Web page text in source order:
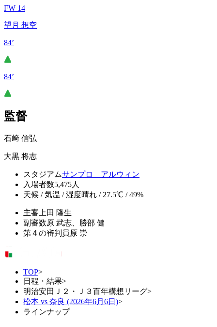
FW 14
望月 想空
84’
84’
監督
石﨑 信弘
大黒 将志
スタジアムサンプロ アルウィン
入場者数5,475人
天候 / 気温 / 湿度晴れ / 27.5℃ / 49%
主審 上田 隆生
副審数原 武志、勝部 健
第４の審判員 原 崇
TOP>
日程・結果>
明治安田Ｊ２・Ｊ３百年構想リーグ>
松本 vs 奈良 (2026年6月6日)>
ラインナップ